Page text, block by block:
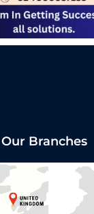
Our Branches